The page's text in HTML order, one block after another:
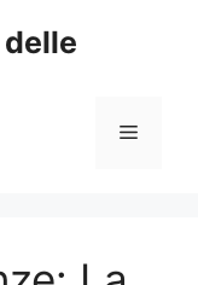
Menu